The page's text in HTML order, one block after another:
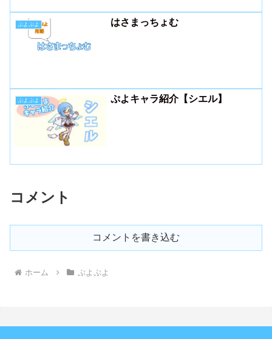
ぷよぷよ はさまっちょむ
ぷよぷよ ぷよキャラ紹介【シエル】
コメント
コメントを書き込む
ホーム ぷよぷよ